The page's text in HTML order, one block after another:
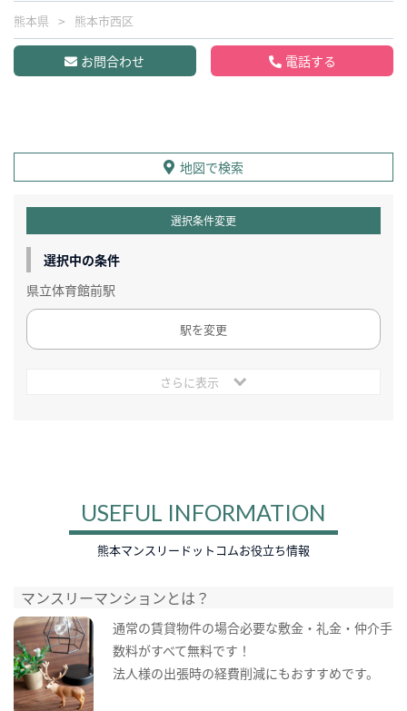
熊本県 熊本市西区
お問合わせ 電話する
地図で検索
選択条件変更
選択中の条件
県立体育館前駅
駅を変更
さらに表示
USEFUL INFORMATION
熊本マンスリードットコムお役立ち情報
マンスリーマンションとは？
通常の賃貸物件の場合必要な敷金・礼金・仲介手
数料がすべて無料です！
法人様の出張時の経費削減にもおすすめです。